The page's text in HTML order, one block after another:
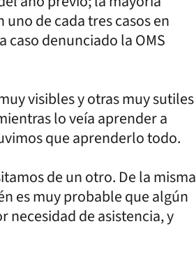
de cada tres casos en
caso denunciado la OMS
visibles y otras muy sutiles
lo veía aprender a
que aprenderlo todo.
de un otro. De la misma
es muy probable que algún
necesidad de asistencia, y